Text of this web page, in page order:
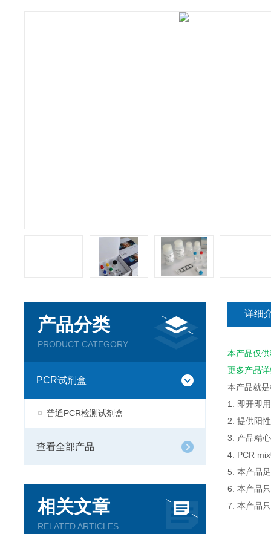
产品分类
PRODUCT CATEGORY
PCR试剂盒
普通PCR检测试剂盒
查看全部产品
相关文章
RELATED ARTICLES
详细
本产品仅
更多产品
本产品就
1. 即开即
2. 提供阳
3. 产品精
4. PCR
5. 本产品
6. 本产品
7. 本产品